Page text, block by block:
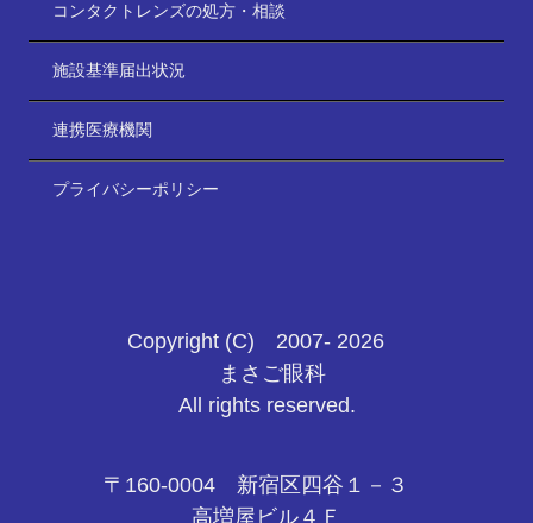
コンタクトレンズの処方・相談
施設基準届出状況
連携医療機関
プライバシーポリシー
Copyright (C) 2007- 2026
まさご眼科
All rights reserved.
〒160-0004 新宿区四谷１－３
高増屋ビル４Ｆ